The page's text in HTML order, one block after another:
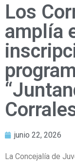
Los
amplía
junio 22, 2026
La Concejalía de